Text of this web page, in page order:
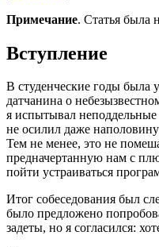
Примечание. Статья была
Вступление
В студенческие годы была
датчанина о
я испытывал
не осилил даже
Тем не менее, это не
предначертанную нам с
пойти устраиваться
Итог собеседования был
было предложено
задеты, но я согласился: